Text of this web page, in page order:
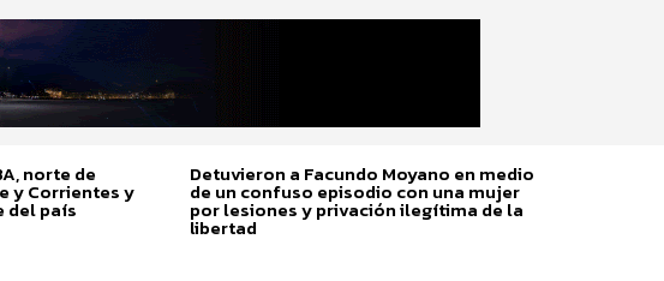
norte de
y Corrientes y
del país
Detuvieron a Facundo Moyano en medio
de un confuso episodio con una mujer
por lesiones y privación ilegítima de la
libertad